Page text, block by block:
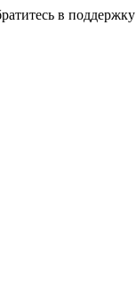
в поддержку